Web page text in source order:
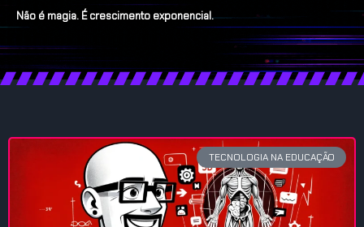
Não é magia. É crescimento exponencial.
TECNOLOGIA NA EDUCAÇÃO